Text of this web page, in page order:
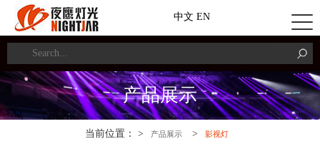
中文 EN
产品展示
当前位置： > 产品展示 > 影视灯